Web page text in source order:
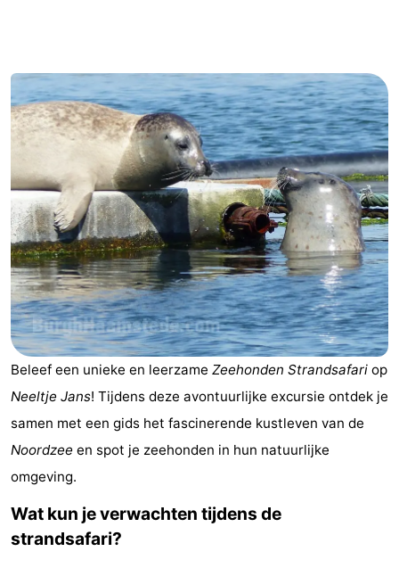
-
Buitenheem
-
De
Oase
-
Duinoord
-
Ginsterveld
-
Julianahoeve
-
Livingstone
-
Greve
Port
-
Haamstede
Résidence
't
-
Schouwen
-
Beleef een unieke en leerzame Zeehonden Strandsafari op
Neeltje Jans! Tijdens deze avontuurlijke excursie ontdek je
samen met een gids het fascinerende kustleven van de
Noordzee en spot je zeehonden in hun natuurlijke
omgeving.
Wat kun je verwachten tijdens de
strandsafari?